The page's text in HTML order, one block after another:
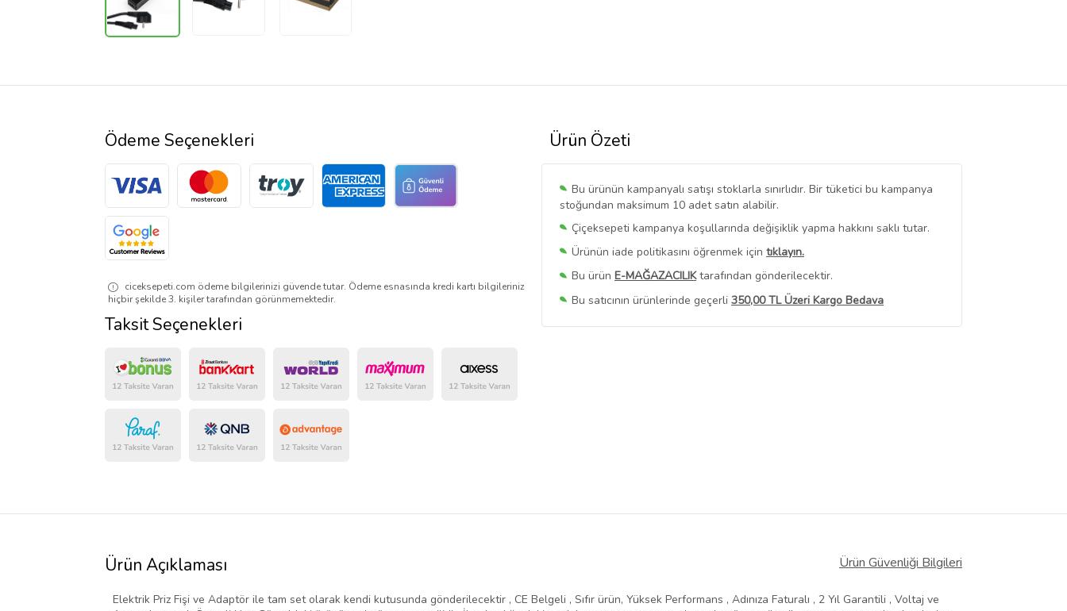
Ürün Özeti
Bu ürünün kampanyalı satışı stoklarla sınırlıdır. Bir tüketici bu kampanya
stoğundan maksimum 10 adet satın alabilir.
Çiçeksepeti kampanya koşullarında değişiklik yapma hakkını saklı tutar.
Ürünün iade politikasını öğrenmek için tıklayın.
Bu ürün E-MAĞAZACILIKtarafından gönderilecektir.
Bu satıcının ürünlerinde geçerli 350,00 TL Üzeri Kargo Bedava
Bu SatıcınınTüm Ürünlerini Görüntüle
Ödeme Seçenekleri
ciceksepeti.com ödeme bilgilerinizi güvende tutar. Ödeme esnasında kredi kartı bilgileriniz
hiçbir şekilde 3. kişiler tarafından görünmemektedir.
Taksit Seçenekleri
Ürün Açıklaması Ürün Güvenliği Bilgileri
Elektrik Priz Fişi ve Adaptör ile tam set olarak kendi kutusunda gönderilecektir , CE Belgeli , Sıfır ürün, Yüksek Performans , Adınıza Faturalı , 2 Yıl Garantili , Voltaj ve